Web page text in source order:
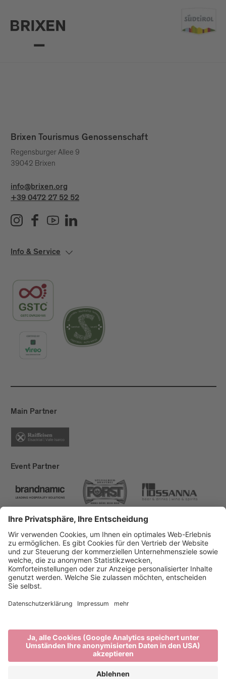
Brixen Tourismus Genossenschaft
Regensburger Allee 9
39042 Brixen
info@brixen.org
+39 0472 27 52 52
Info & Service
Main Partner
Event Partner
Brixen Tourismus
Privacy
Impressum
Förderungen
produced by